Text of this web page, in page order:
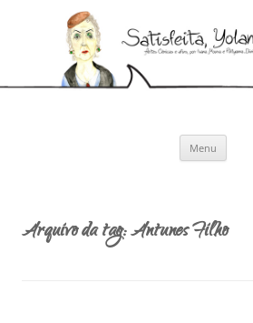
Menu
Arquivo da tag:Antunes Filho